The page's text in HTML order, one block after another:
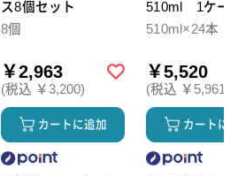
ス8個セット
8個
￥2,963
(税込 ￥3,200)
カートに追加
510ml 1ケー
本入
510ml×24本
￥5,520
(税込 ￥5,961)
カートに